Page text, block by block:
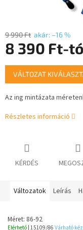
9 990 Ft akár: –16 %
8 390 Ft-
Egységár:
VÁLTOZAT
Az ing mintázata
Részletes információ
KÉRDÉS
Változatok Leírás
Méret: 86-92
Elérhető | 15109/86 Várható